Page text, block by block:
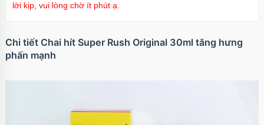
lời kịp, vui lòng chờ ít phút ạ.
Chi tiết Chai hít Super Rush Original 30ml tăng hưng
phấn mạnh